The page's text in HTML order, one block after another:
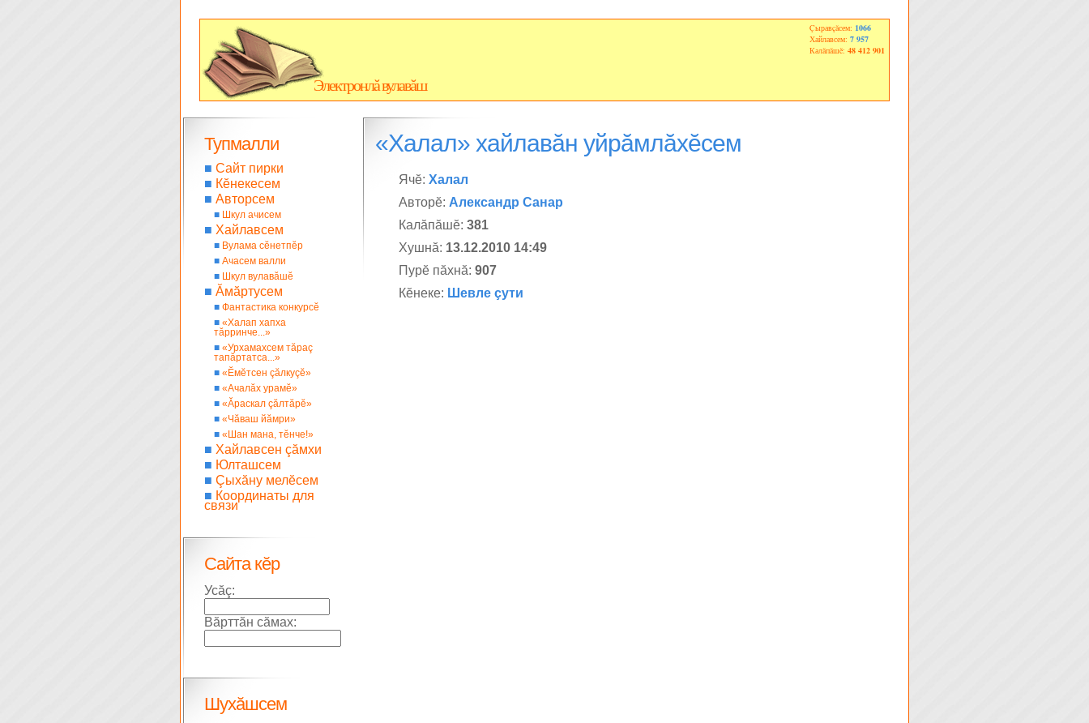
Электронлă вулавăш
Çыравçăсем: 1066
Хайлавсем: 7 957
Калăпăшĕ: 48 412 901
«Халал» хайлавăн уйрăмлăхĕсем
Ячĕ: Халал
Авторĕ: Александр Санар
Калăпăшĕ: 381
Хушнă: 13.12.2010 14:49
Пурĕ пăхнă: 907
Кĕнеке: Шевле çути
Тупмалли
■ Сайт пирки
■ Кĕнекесем
■ Авторсем
■ Шкул ачисем
■ Хайлавсем
■ Вулама сĕнетпĕр
■ Ачасем валли
■ Шкул вулавăшĕ
■ Ăмăртусем
■ Фантастика конкурсĕ
■ «Халап хапха
тăрринче...»
■ «Урхамахсем тăраç
тапăртатса...»
■ «Ĕмĕтсен çăлкуçĕ»
■ «Ачалăх урамĕ»
■ «Ăраскал çăлтăрĕ»
■ «Чăваш йăмри»
■ «Шан мана, тĕнче!»
■ Хайлавсен çăмхи
■ Юлташсем
■ Çыхăну мелĕсем
■ Координаты для
связи
Сайта кĕр
Усăç:
Вăрттăн сăмах:
Шухăшсем